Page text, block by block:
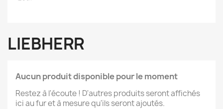
LIEBHERR
Aucun produit disponible pour le moment
Restez à l'écoute ! D'autres produits seront affichés
ici au fur et à mesure qu'ils seront ajoutés.